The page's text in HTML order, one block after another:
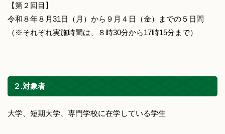
【第２回目】
令和８年８月31日（月）から９月４日（金）までの５日間
（※それぞれ実施時間は、８時30分から17時15分まで）
２.対象者
大学、短期大学、専門学校に在学している学生